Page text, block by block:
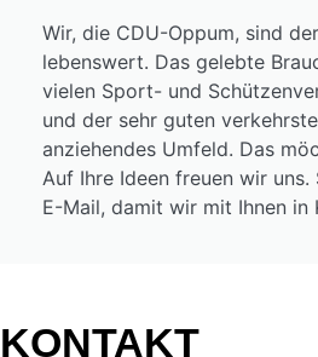
Wir, die CDU-Oppum, sind
lebenswert. Das gelebte
vielen Sport- und
und der sehr guten
anziehendes Umfeld. Das
Auf Ihre Ideen freuen wir
E-Mail, damit wir mit Ihnen in
KONTAKT